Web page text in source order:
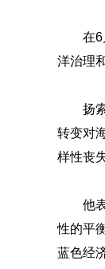
在6
洋治理
扬
转变对
样性丧
他
性的平
蓝色经